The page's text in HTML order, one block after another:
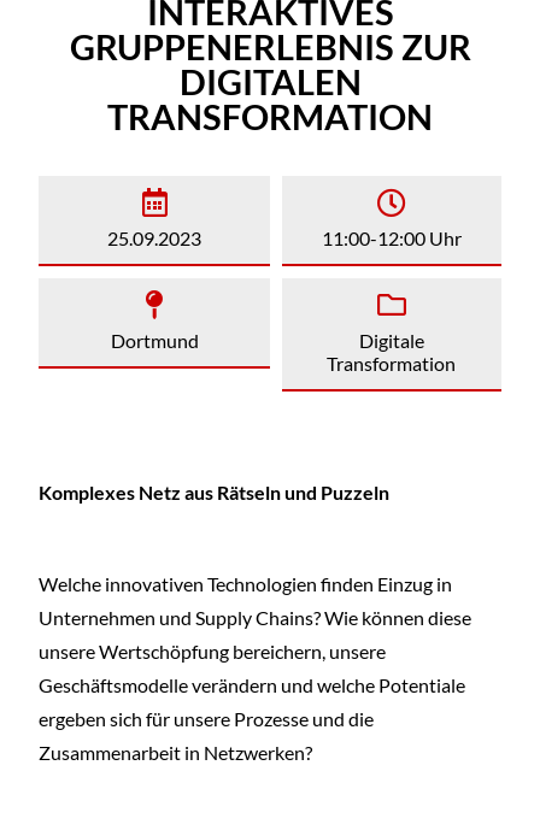
INTERAKTIVES
GRUPPENERLEBNIS ZUR
DIGITALEN
TRANSFORMATION
25.09.2023 11:00-12:00 Uhr
Dortmund
Digitale
Transformation
Komplexes Netz aus Rätseln und Puzzeln
Welche innovativen Technologien finden Einzug in
Unternehmen und Supply Chains? Wie können diese
unsere Wertschöpfung bereichern, unsere
Geschäftsmodelle verändern und welche Potentiale
ergeben sich für unsere Prozesse und die
Zusammenarbeit in Netzwerken?